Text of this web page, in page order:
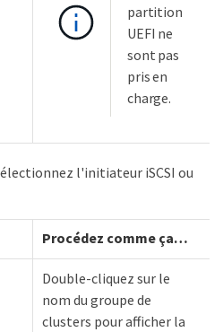
partition
UEFI ne
sont pas
pris en
charge.
l'initiateur iSCSI ou
Procédez comme ça…​
Double-cliquez sur le
nom du groupe de
clusters pour afficher la